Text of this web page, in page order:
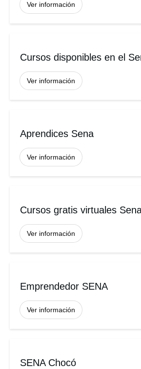
Ver información
Cursos disponibles en el
Ver información
Aprendices Sena
Ver información
Cursos gratis virtuales
Ver información
Emprendedor SENA
Ver información
SENA Chocó